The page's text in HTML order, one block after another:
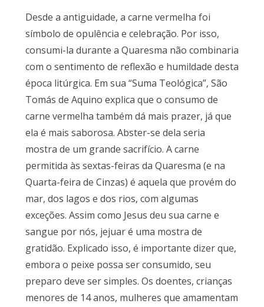
Desde a antiguidade, a carne vermelha foi
símbolo de opulência e celebração. Por isso,
consumi-la durante a Quaresma não combinaria
com o sentimento de reflexão e humildade desta
época litúrgica. Em sua “Suma Teológica”, São
Tomás de Aquino explica que o consumo de
carne vermelha também dá mais prazer, já que
ela é mais saborosa. Abster-se dela seria
mostra de um grande sacrifício. A carne
permitida às sextas-feiras da Quaresma (e na
Quarta-feira de Cinzas) é aquela que provém do
mar, dos lagos e dos rios, com algumas
exceções. Assim como Jesus deu sua carne e
sangue por nós, jejuar é uma mostra de
gratidão. Explicado isso, é importante dizer que,
embora o peixe possa ser consumido, seu
preparo deve ser simples. Os doentes, crianças
menores de 14 anos, mulheres que amamentam